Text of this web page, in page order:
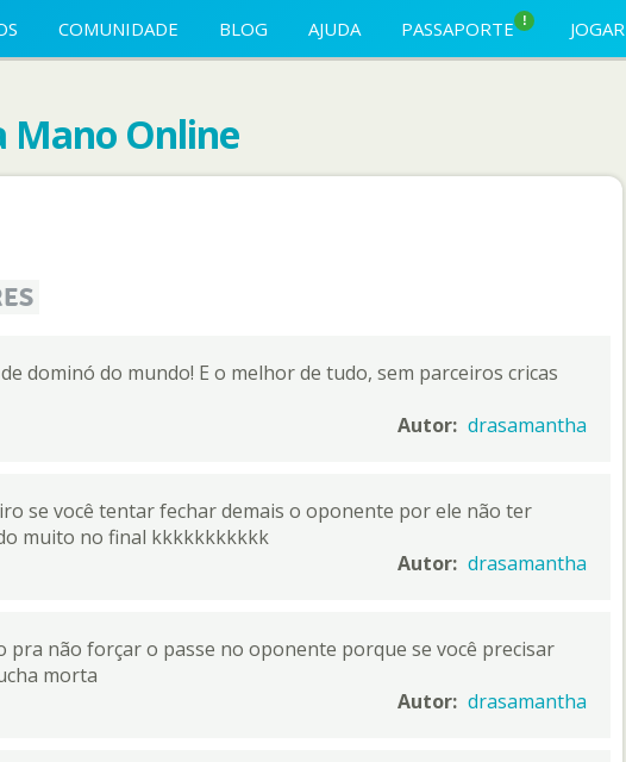
COMUNIDADE BLOG AJUDA PASSAPORTE ! JOGAR
Mano Online
dominó do mundo! E o melhor de tudo, sem parceiros cricas
Autor: drasamantha
se você tentar fechar demais o oponente por ele não ter
muito no final kkkkkkkkkkk
Autor: drasamantha
pra não forçar o passe no oponente porque se você precisar
morta
Autor: drasamantha